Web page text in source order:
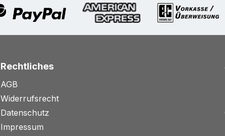
Rechtliches
AGB
Widerrufsrecht
Datenschutz
Impressum